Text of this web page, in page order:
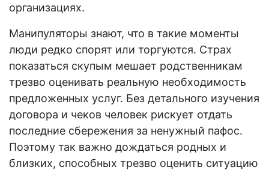
организациях.
Манипуляторы знают, что в такие моменты
люди редко спорят или торгуются. Страх
показаться скупым мешает родственникам
трезво оценивать реальную необходимость
предложенных услуг. Без детального изучения
договора и чеков человек рискует отдать
последние сбережения за ненужный пафос.
Поэтому так важно дождаться родных и
близких, способных трезво оценить ситуацию